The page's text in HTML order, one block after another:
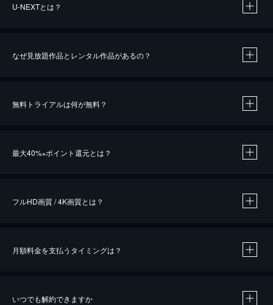
U-NEXTとは？
なぜ見放題作品とレンタル作品があるの？
無料トライアルは何が無料？
最大40%※ポイント還元とは？
※40％ポイント還元の対象は、クレジットカード決済による作品の購入 / レンタルです。
フルHD画質 / 4K画質とは？
月額料金を支払うタイミングは？
いつでも解約できますか